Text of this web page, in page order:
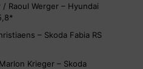
Raoul Werger – Hyundai
– Skoda Fabia RS
Krieger – Skoda